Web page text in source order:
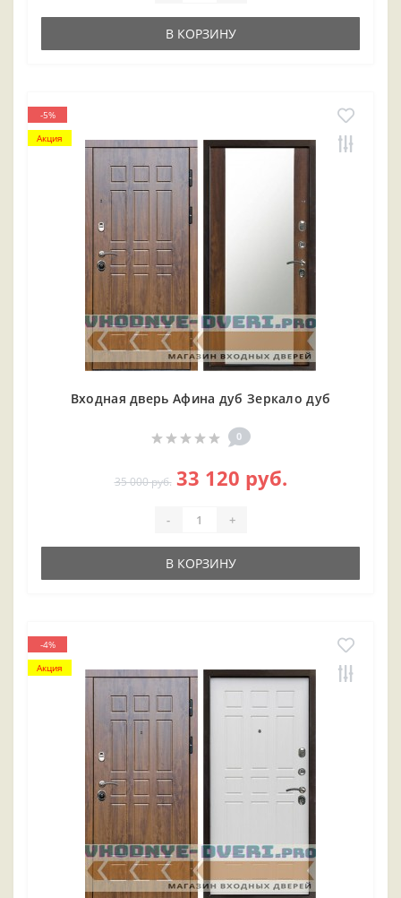
В КОРЗИНУ
-5%
Акция
Входная дверь Афина дуб Зеркало дуб
0
35 000 руб. 33 120 руб.
- +
В КОРЗИНУ
-4%
Акция